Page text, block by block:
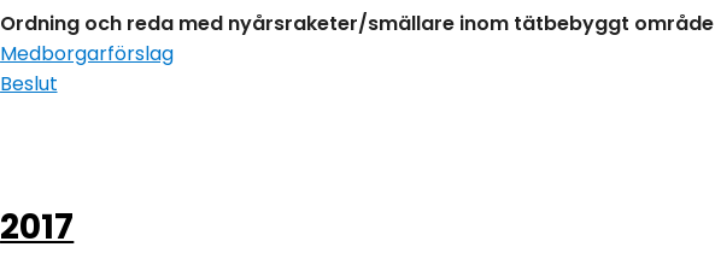
Ordning och reda med nyårsraketer/smällare inom tätbebyggt område
Medborgarförslag
Beslut
2017